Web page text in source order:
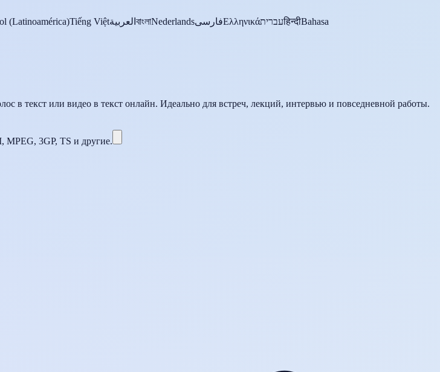
(Latinoamérica)Tiếng Việtالعربية বাংলাNederlandsفارسیΕλληνικάעבריתहिन्दीBahasa
в текст или видео в текст онлайн. Идеально для встреч, лекций, интервью и повседневной работы.
3GP, TS и другие.